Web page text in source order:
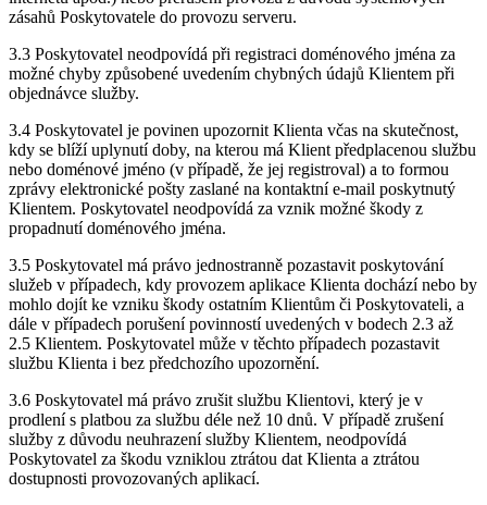
zásahů Poskytovatele do provozu serveru.
3.3 Poskytovatel neodpovídá při registraci doménového jména za
možné chyby způsobené uvedením chybných údajů Klientem při
objednávce služby.
3.4 Poskytovatel je povinen upozornit Klienta včas na skutečnost,
kdy se blíží uplynutí doby, na kterou má Klient předplacenou službu
nebo doménové jméno (v případě, že jej registroval) a to formou
zprávy elektronické pošty zaslané na kontaktní e-mail poskytnutý
Klientem. Poskytovatel neodpovídá za vznik možné škody z
propadnutí doménového jména.
3.5 Poskytovatel má právo jednostranně pozastavit poskytování
služeb v případech, kdy provozem aplikace Klienta dochází nebo by
mohlo dojít ke vzniku škody ostatním Klientům či Poskytovateli, a
dále v případech porušení povinností uvedených v bodech 2.3 až
2.5 Klientem. Poskytovatel může v těchto případech pozastavit
službu Klienta i bez předchozího upozornění.
3.6 Poskytovatel má právo zrušit službu Klientovi, který je v
prodlení s platbou za službu déle než 10 dnů. V případě zrušení
služby z důvodu neuhrazení služby Klientem, neodpovídá
Poskytovatel za škodu vzniklou ztrátou dat Klienta a ztrátou
dostupnosti provozovaných aplikací.